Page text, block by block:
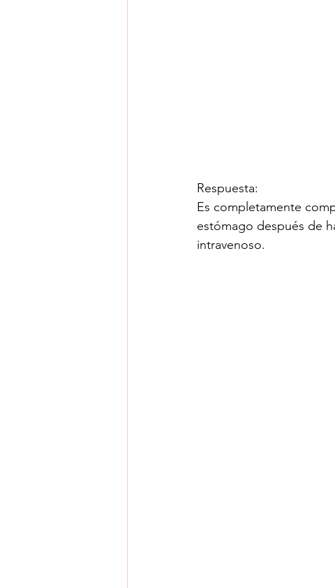
Respuesta:
Es completamente
estómago después de
intravenoso.